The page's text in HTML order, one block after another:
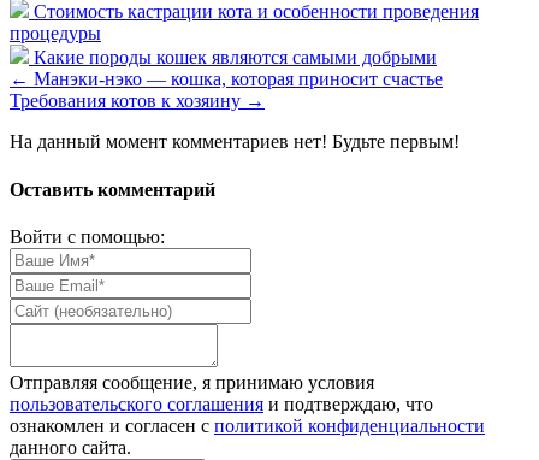
Стоимость кастрации кота и особенности проведения
процедуры
Какие породы кошек являются самыми добрыми
← Манэки-нэко — кошка, которая приносит счастье
Требования котов к хозяину →
На данный момент комментариев нет! Будьте первым!
Оставить комментарий
Войти с помощью:
Отправляя сообщение, я принимаю условия
пользовательского соглашения и подтверждаю, что
ознакомлен и согласен с политикой конфиденциальности
данного сайта.